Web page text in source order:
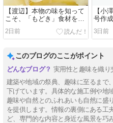
【渡辺】本物の味を知って
こそ、「もどき」食材を食
べよう！
2日前
【小
号作
3日前
このブログのここがポイント
実用性と趣味を織
建築や地域の祭典、趣味に至るまで
下げています。具体的な施工例や地
趣味や自然とのふれあいも自然に盛
を提供します。情報の裏側にある工
ど、専門的な内容と身近な風景を巧